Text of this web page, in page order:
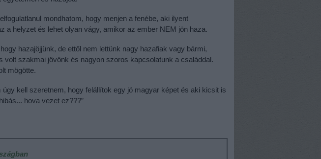
mondhatom, hogy menjen a fenébe, aki ilyent
a helyzet és lehet olyan vágy, amikor az ember NEM jön haza.
hazajöjjünk, de ettől nem lettünk nagy hazafiak vagy bármi,
volt szakmai jövőnk és nagyon szoros kapcsolatunk a családdal.
mögötte.
kell szeretnem, hogy felállítok egy jó magyar képet és aki kicsit is
hova vezet ez???”